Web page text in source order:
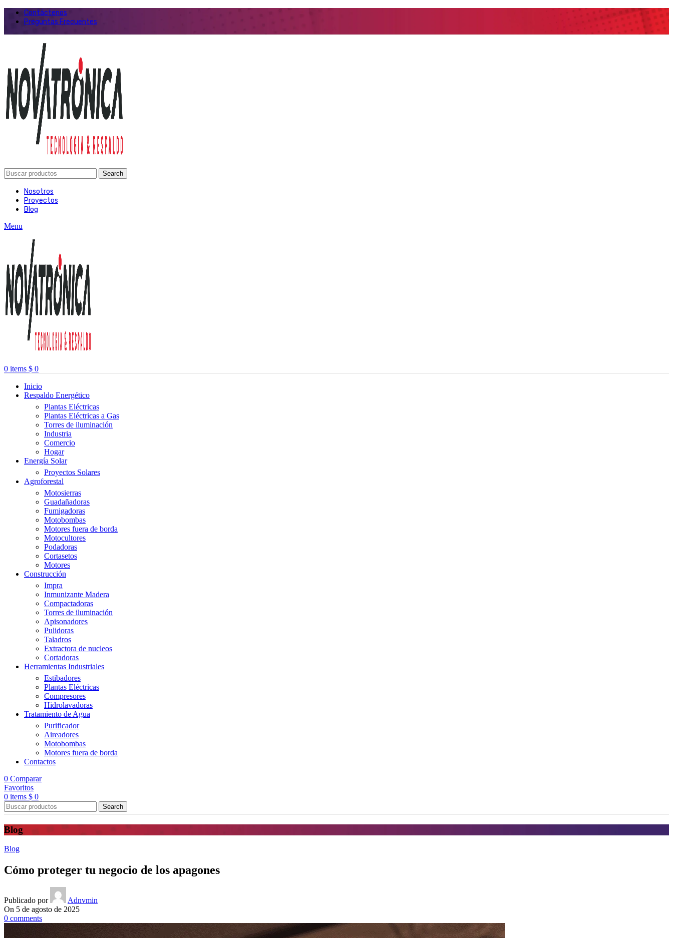
Contáctenos
Preguntas Frecuentes
Search
Nosotros
Proyectos
Blog
Menu
0 items $ 0
Inicio
Respaldo Energético
Plantas Eléctricas
Plantas Eléctricas a Gas
Torres de iluminación
Industria
Comercio
Hogar
Energía Solar
Proyectos Solares
Agroforestal
Motosierras
Guadañadoras
Fumigadoras
Motobombas
Motores fuera de borda
Motocultores
Podadoras
Cortasetos
Motores
Construcción
Impra
Inmunizante Madera
Compactadoras
Torres de iluminación
Apisonadores
Pulidoras
Taladros
Extractora de nucleos
Cortadoras
Herramientas Industriales
Estibadores
Plantas Eléctricas
Compresores
Hidrolavadoras
Tratamiento de Agua
Purificador
Aireadores
Motobombas
Motores fuera de borda
Contactos
0 Comparar
Favoritos
0 items $ 0
Search
Blog
Blog
Cómo proteger tu negocio de los apagones
Publicado por
Adnvmin
On 5 de agosto de 2025
0 comments